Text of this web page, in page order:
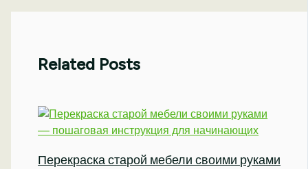
Related Posts
Перекраска старой мебели своими руками